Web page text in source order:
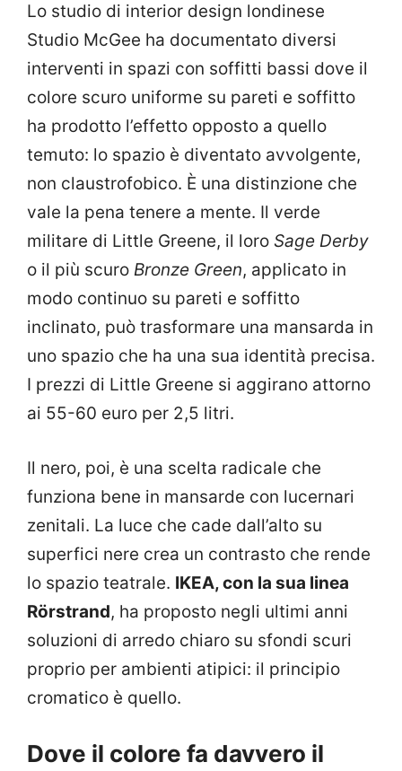
Lo studio di interior design londinese
Studio McGee ha documentato diversi
interventi in spazi con soffitti bassi dove il
colore scuro uniforme su pareti e soffitto
ha prodotto l’effetto opposto a quello
temuto: lo spazio è diventato avvolgente,
non claustrofobico. È una distinzione che
vale la pena tenere a mente. Il verde
militare di Little Greene, il loro Sage Derby
o il più scuro Bronze Green, applicato in
modo continuo su pareti e soffitto
inclinato, può trasformare una mansarda in
uno spazio che ha una sua identità precisa.
I prezzi di Little Greene si aggirano attorno
ai 55-60 euro per 2,5 litri.
Il nero, poi, è una scelta radicale che
funziona bene in mansarde con lucernari
zenitali. La luce che cade dall’alto su
superfici nere crea un contrasto che rende
lo spazio teatrale. IKEA, con la sua linea
Rörstrand, ha proposto negli ultimi anni
soluzioni di arredo chiaro su sfondi scuri
proprio per ambienti atipici: il principio
cromatico è quello.
Dove il colore fa davvero il